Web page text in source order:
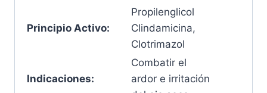
Principio Activo:
Propilenglicol
Clindamicina,
Clotrimazol
Indicaciones:
Combatir el
ardor e irritación